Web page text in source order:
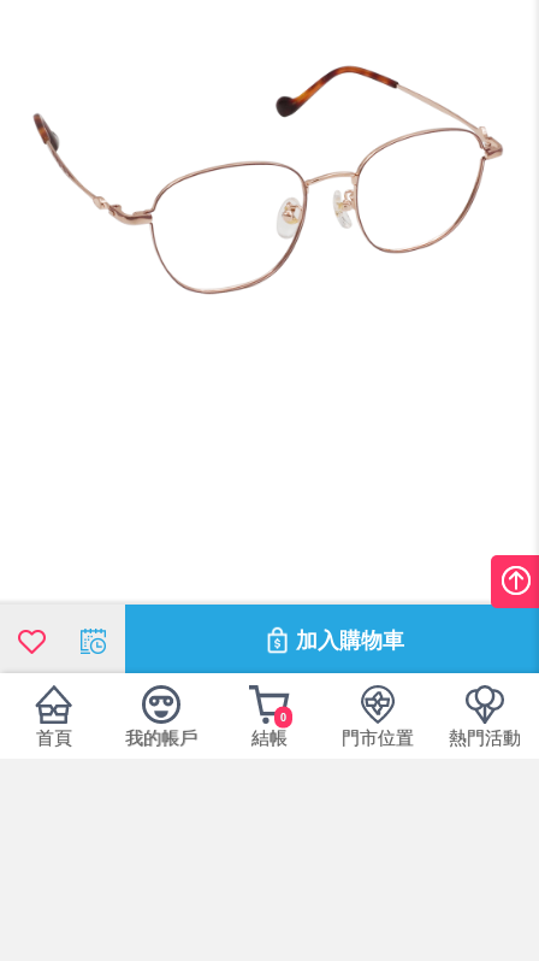
加入購物車
首頁 我的帳戶
0
結帳 門市位置 熱門活動